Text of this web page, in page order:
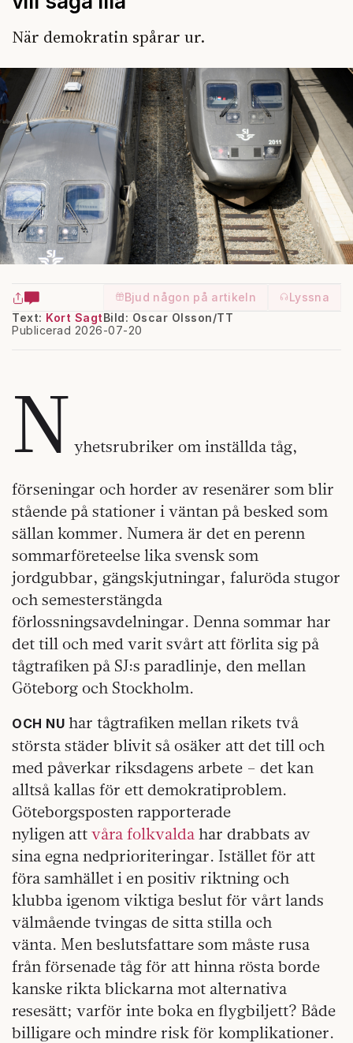
När demokratin spårar ur.
Bjud någon på artikeln
Lyssna
Text: Kort Sagt
Publicerad 2026-07-20
Bild: Oscar Olsson/TT
N yhetsrubriker om inställda tåg,
förseningar och horder av resenärer som blir
stående på stationer i väntan på besked som
sällan kommer. Numera är det en perenn
sommarföreteelse lika svensk som
jordgubbar, gängskjutningar, faluröda stugor
och semesterstängda
förlossningsavdelningar. Denna sommar har
det till och med varit svårt att förlita sig på
tågtrafiken på SJ:s paradlinje, den mellan
Göteborg och Stockholm.
OCH NU har tågtrafiken mellan rikets två
största städer blivit så osäker att det till och
med påverkar riksdagens arbete – det kan
alltså kallas för ett demokratiproblem.
Göteborgsposten rapporterade
nyligen att våra folkvalda har drabbats av
sina egna nedprioriteringar. Istället för att
föra samhället i en positiv riktning och
klubba igenom viktiga beslut för vårt lands
välmående tvingas de sitta stilla och
vänta. Men beslutsfattare som måste rusa
från försenade tåg för att hinna rösta borde
kanske rikta blickarna mot alternativa
resesätt; varför inte boka en flygbiljett? Både
billigare och mindre risk för komplikationer.